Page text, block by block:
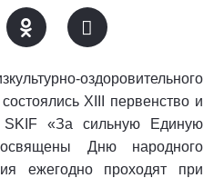
оздоровительного
XIII первенство и
SKIF «За сильную Единую
Дню народного
ежегодно проходят при